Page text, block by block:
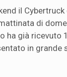
il
di
ha già ricevuto
in grande